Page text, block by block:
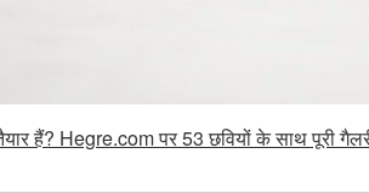
हैं? Hegre.com पर 53 छवियों के साथ पूरी